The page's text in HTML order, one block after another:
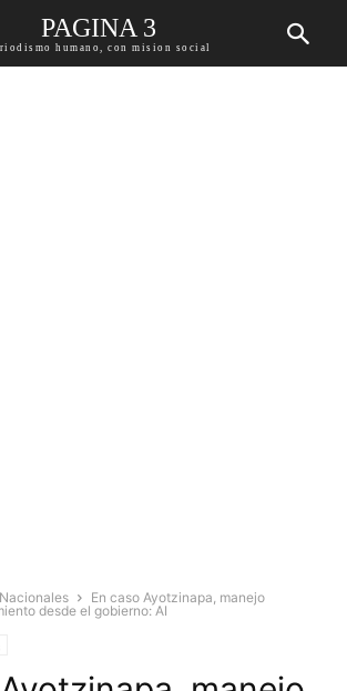
PAGINA 3
humano, con mision social
Nacionales
En caso Ayotzinapa, manejo
desde el gobierno: AI